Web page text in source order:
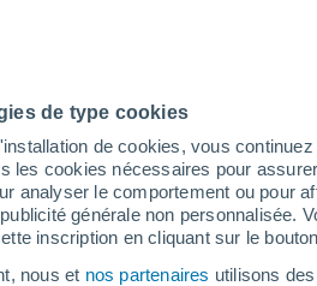
de type cookies
de cookies, vous
les cookies nécessaires pour
analyser le comportement ou pour
générale non personnalisée.
inscription en cliquant sur le
nous et nos partenaires utilisons
de 22°
info
de la chaleur !